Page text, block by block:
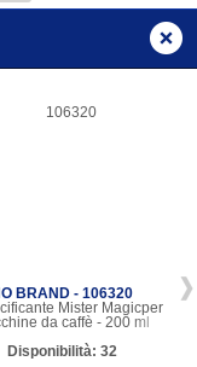
BRAND - 106320
Mister Magicper
da caffè - 200 ml
Disponibilità: 32